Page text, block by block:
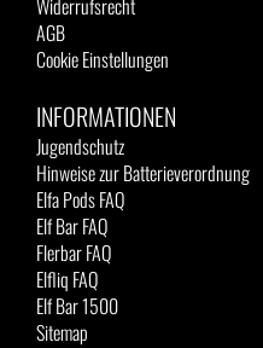
Widerrufsrecht
AGB
Cookie Einstellungen
INFORMATIONEN
Jugendschutz
Hinweise zur Batterieverordnung
Elfa Pods FAQ
Elf Bar FAQ
Flerbar FAQ
Elfliq FAQ
Elf Bar 1500
Sitemap